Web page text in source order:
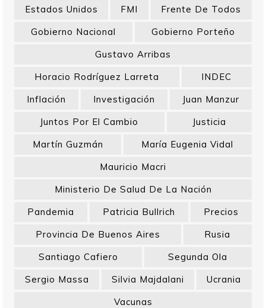
Estados Unidos
FMI
Frente De Todos
Gobierno Nacional
Gobierno Porteño
Gustavo Arribas
Horacio Rodríguez Larreta
INDEC
Inflación
Investigación
Juan Manzur
Juntos Por El Cambio
Justicia
Martín Guzmán
María Eugenia Vidal
Mauricio Macri
Ministerio De Salud De La Nación
Pandemia
Patricia Bullrich
Precios
Provincia De Buenos Aires
Rusia
Santiago Cafiero
Segunda Ola
Sergio Massa
Silvia Majdalani
Ucrania
Vacunas